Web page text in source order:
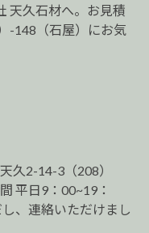
天久石材へ。お見積
-148（石屋）にお気
久2-14-3（208）
平日9：00~19：
、連絡いただけまし